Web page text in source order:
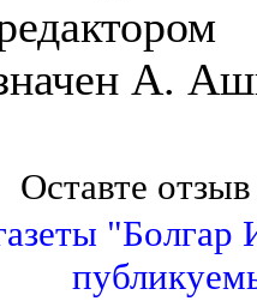
А.
Оставте
"Болгар